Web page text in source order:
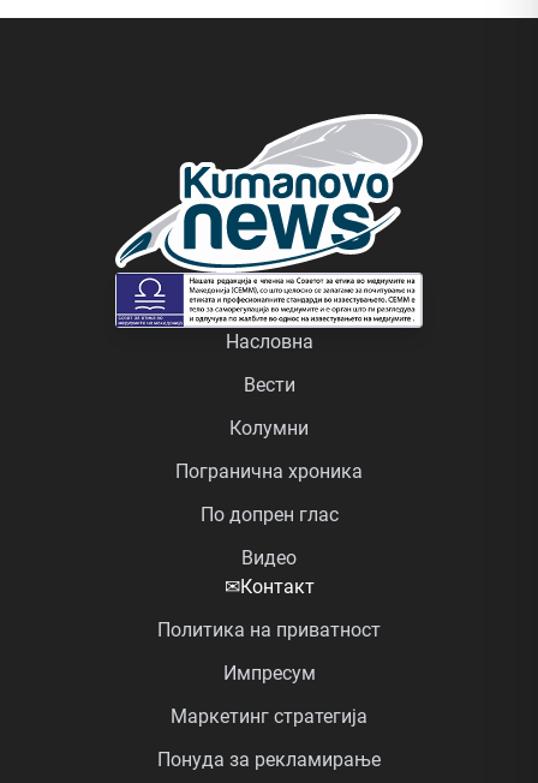
Насловна
Вести
Колумни
Погранична хроника
По допрен глас
Видео
✉Контакт
Политика на приватност
Импресум
Маркетинг стратегија
Понуда за рекламирање